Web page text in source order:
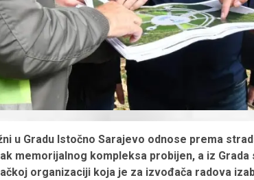
u Gradu Istočno Sarajevo odnose prema
memorijalnog kompleksa probijen, a iz
organizaciji koja je za izvođača radova